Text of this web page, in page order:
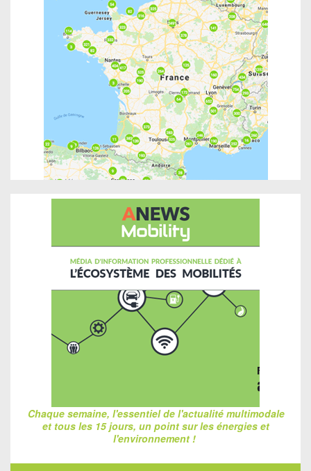
Chaque semaine, l'essentiel de l'actualité multimodale
et tous les 15 jours, un point sur les énergies et
l'environnement !